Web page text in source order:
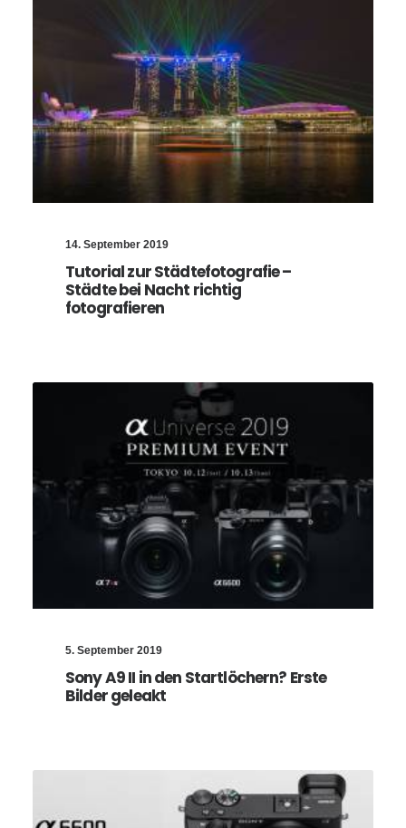
14. September 2019
Tutorial zur Städtefotografie –
Städte bei Nacht richtig
fotografieren
5. September 2019
Sony A9 II in den Startlöchern? Erste
Bilder geleakt